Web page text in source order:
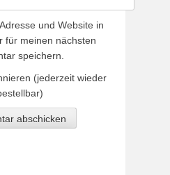
und Website in
für meinen nächsten
speichern.
(jederzeit wieder